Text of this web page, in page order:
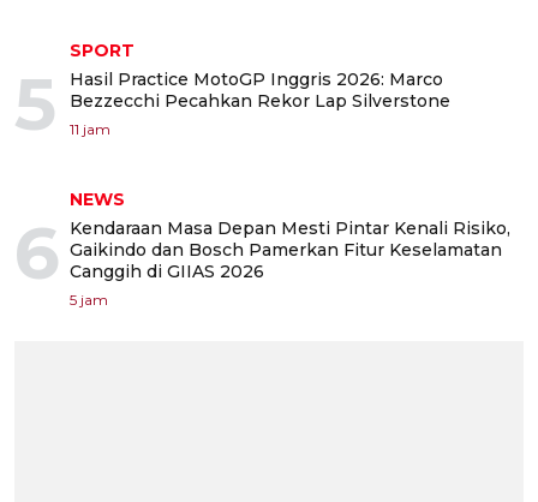
5
SPORT
Hasil Practice MotoGP Inggris 2026: Marco
Bezzecchi Pecahkan Rekor Lap Silverstone
11 jam
6
NEWS
Kendaraan Masa Depan Mesti Pintar Kenali Risiko,
Gaikindo dan Bosch Pamerkan Fitur Keselamatan
Canggih di GIIAS 2026
5 jam